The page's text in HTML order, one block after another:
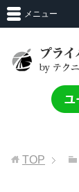
メニュー
TOP